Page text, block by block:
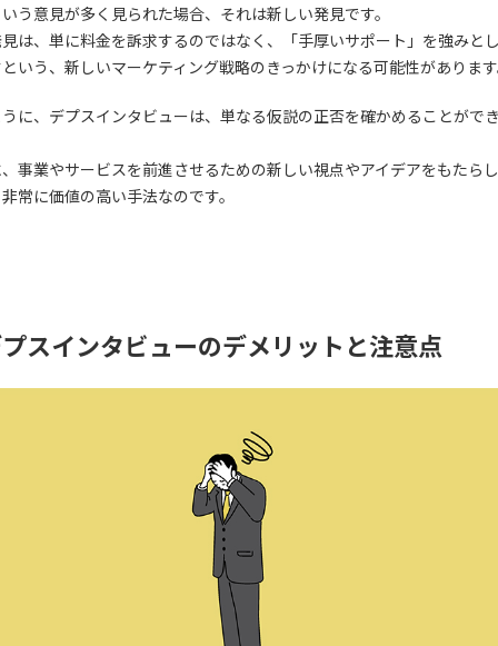
う意見が多く見られた場合、それは新しい発見です。
は、単に料金を訴求するのではなく、「手厚いサポート」を強みと
いう、新しいマーケティング戦略のきっかけになる可能性がありま
に、デプスインタビューは、単なる仮説の正否を確かめることがで
事業やサービスを前進させるための新しい視点やアイデアをもたら
常に価値の高い手法なのです。
スインタビューのデメリットと注意点